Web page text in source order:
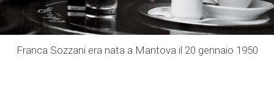
Franca Sozzani era nata a Mantova il 20 gennaio 1950